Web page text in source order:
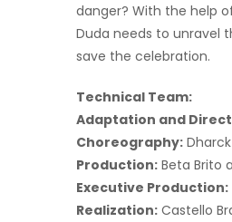
danger? With the help
Duda needs to unravel
save the celebration.
Technical Team:
Adaptation and
Choreography:
Production: Beta Brito
Executive Production:
Realization: Castello